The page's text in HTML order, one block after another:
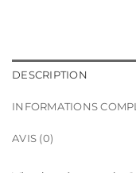
DESCRIPTION
INFORMATIONS
AVIS (0)